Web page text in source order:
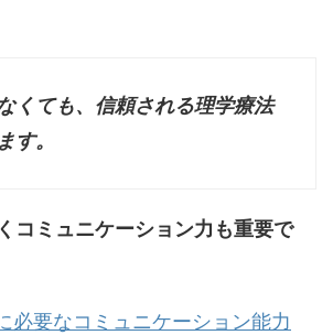
くても、信頼される理学療法
す。
コミュニケーション力も重要で
必要なコミュニケーション能力